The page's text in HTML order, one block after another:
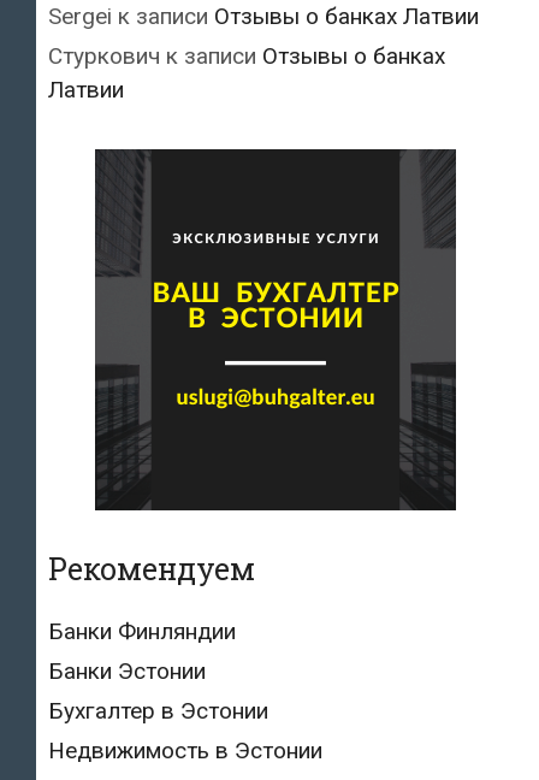
Sergei к записи Отзывы о банках Латвии
Стуркович к записи Отзывы о банках
Латвии
Рекомендуем
Банки Финляндии
Банки Эстонии
Бухгалтер в Эстонии
Недвижимость в Эстонии